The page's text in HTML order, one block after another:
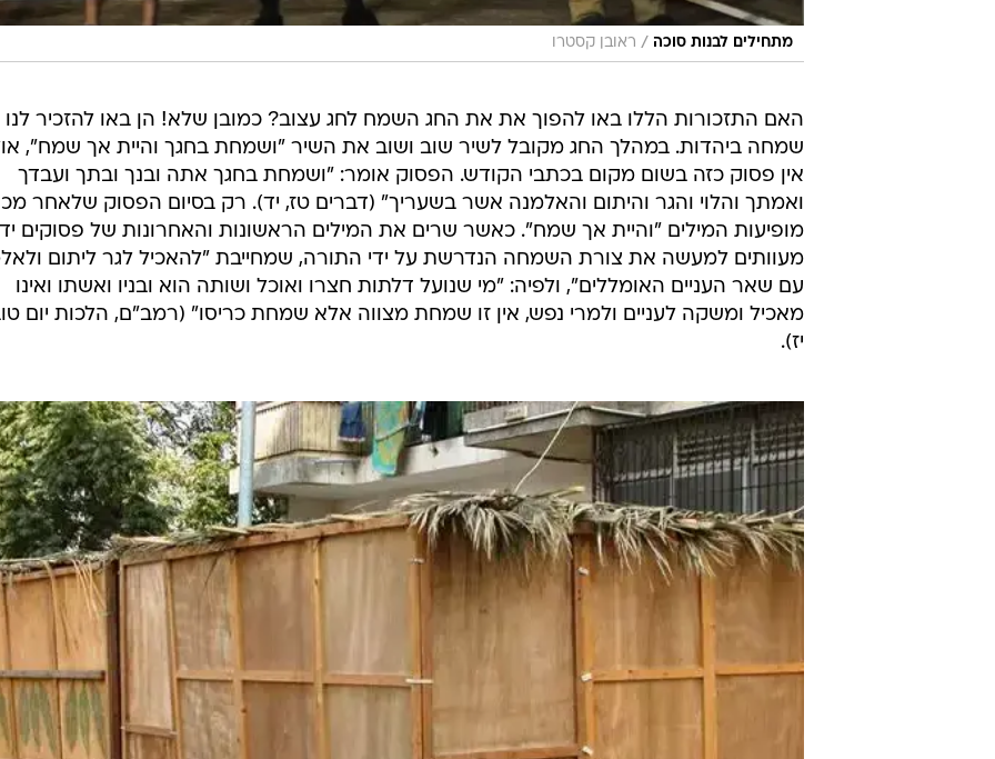
מתחילים לבנות סוכה / ראובן קסטרו
האם התזכורות הללו באו להפוך את את החג השמח לחג עצוב? כמובן שלא! הן באו להזכיר לנו
שמחה ביהדות. במהלך החג מקובל לשיר שוב ושוב את השיר "ושמחת בחגך והיית אך שמח",
אין פסוק כזה בשום מקום בכתבי הקודש. הפסוק אומר: "ושמחת בחגך אתה ובנך ובתך ועבדך
ואמתך והלוי והגר והיתום והאלמנה אשר בשעריך" (דברים טז, יד). רק בסיום הפסוק שלאחר
מופיעות המילים "והיית אך שמח". כאשר שרים את המילים הראשונות והאחרונות של פסוקים
מעוותים למעשה את צורת השמחה הנדרשת על ידי התורה, שמחייבת "להאכיל לגר ליתום
עם שאר העניים האומללים", ולפיה: "מי שנועל דלתות חצרו ואוכל ושותה הוא ובניו ואשתו ואינו
מאכיל ומשקה לעניים ולמרי נפש, אין זו שמחת מצווה אלא שמחת כריסו" (רמב"ם, הלכות יום
יז).